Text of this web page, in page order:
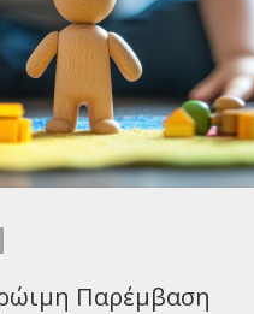
Παρέμβαση